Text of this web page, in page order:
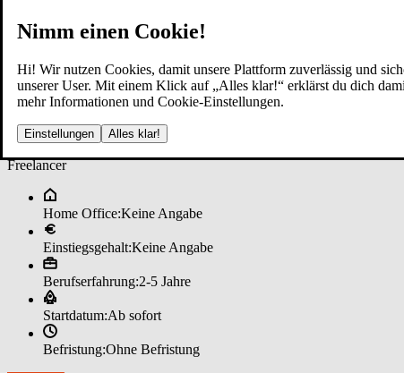
Nimm einen Cookie!
Hi! Wir nutzen Cookies, damit unsere Plattform zuverlässig und
unserer User. Mit einem Klick auf „Alles klar!“ erklärst du dich
mehr Informationen und Cookie-Einstellungen.
Einstellungen Alles klar!
Im­mo­bi­li­en­mak­ler (m/w/d) im
Freelancer
Home Office:Keine Angabe
Einstiegsgehalt:Keine Angabe
Berufserfahrung:2-5 Jahre
Startdatum:Ab sofort
Befristung:Ohne Befristung